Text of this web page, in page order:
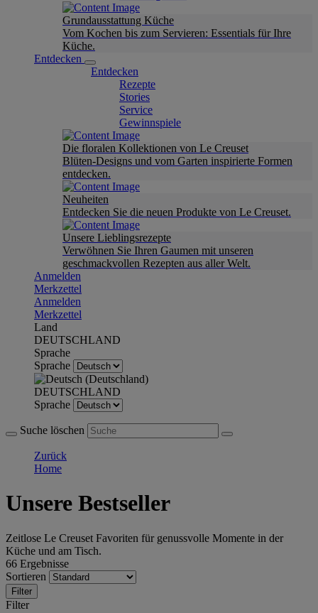
Grundausstattung Küche
Vom Kochen bis zum Servieren: Essentials für Ihre
Küche.
Entdecken
Entdecken
Rezepte
Stories
Service
Gewinnspiele
Die floralen Kollektionen von Le Creuset
Blüten-Designs und vom Garten inspirierte Formen
entdecken.
Neuheiten
Entdecken Sie die neuen Produkte von Le Creuset.
Unsere Lieblingsrezepte
Verwöhnen Sie Ihren Gaumen mit unseren
geschmackvollen Rezepten aus aller Welt.
Anmelden
Merkzettel
Anmelden
Merkzettel
Land
DEUTSCHLAND
Sprache
Sprache
DEUTSCHLAND
Sprache
Suche löschen
Zurück
Home
Unsere Bestseller
Zeitlose Le Creuset Favoriten für genussvolle Momente in der
Küche und am Tisch.
66 Ergebnisse
Sortieren
Filter
Filter